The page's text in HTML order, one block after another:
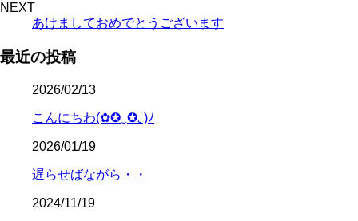
NEXT
あけましておめでとうございます
最近の投稿
2026/02/13
こんにちわ(✿✪‿✪｡)ﾉ
2026/01/19
遅らせばながら・・
2024/11/19